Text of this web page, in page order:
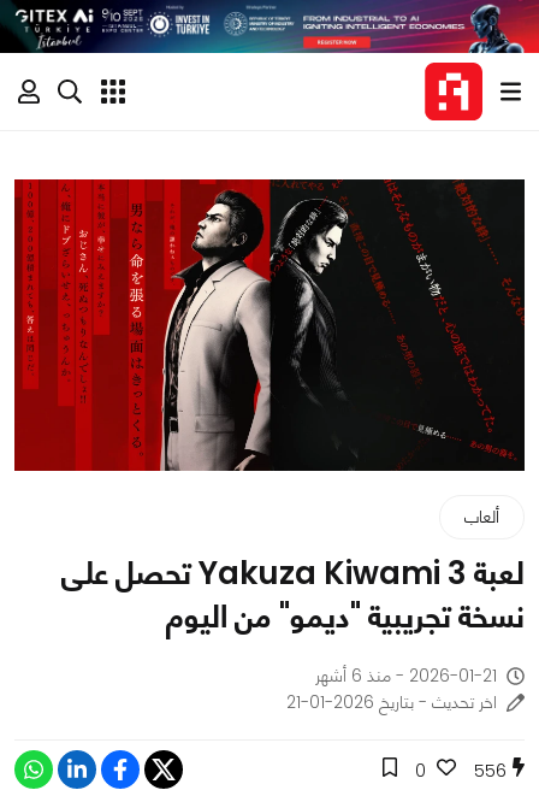
ألعاب
لعبة Yakuza Kiwami 3 تحصل على
نسخة تجريبية "ديمو" من اليوم
2026-01-21 - منذ 6 أشهر
اخر تحديث - بتاريخ 2026-01-21
556
0